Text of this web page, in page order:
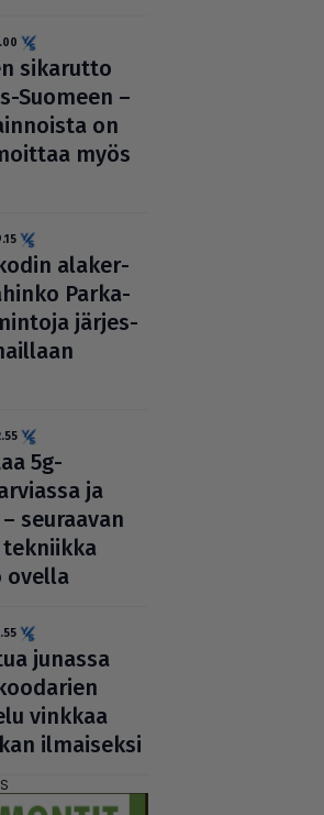
sikarutto
Suomeen –
on
myös
ala­ker­
Par­ka­
jär­jes­
5g-
ja
– seuraavan
tekniikka
ovella
junassa
vinkkaa
ilmai­seksi